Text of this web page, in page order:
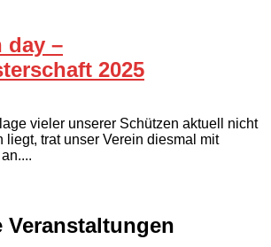
day –
2025
vieler unserer Schützen aktuell nicht
liegt, trat unser Verein diesmal mit
Veranstaltungen